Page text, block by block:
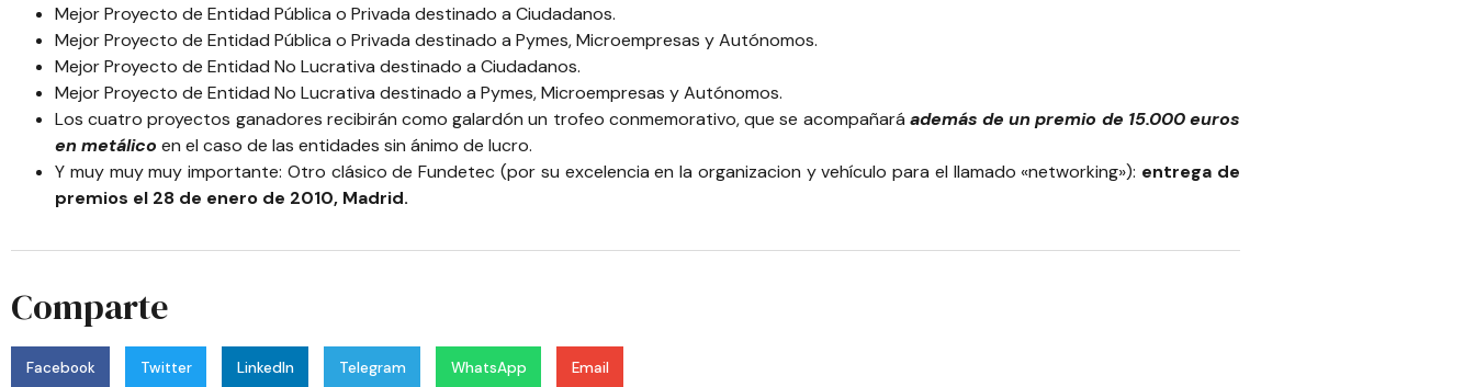
Mejor Proyecto de Entidad Pública o Privada destinado a Ciudadanos.
Mejor Proyecto de Entidad Pública o Privada destinado a Pymes, Microempresas y Autónomos.
Mejor Proyecto de Entidad No Lucrativa destinado a Ciudadanos.
Mejor Proyecto de Entidad No Lucrativa destinado a Pymes, Microempresas y Autónomos.
Los cuatro proyectos ganadores recibirán como galardón un trofeo conmemorativo, que se acompañará además de un premio de 15.000 euros
en metálico en el caso de las entidades sin ánimo de lucro.
Y muy muy muy importante: Otro clásico de Fundetec (por su excelencia en la organizacion y vehículo para el llamado «networking»): entrega de
premios el 28 de enero de 2010, Madrid.
Comparte
Facebook Twitter LinkedIn Telegram WhatsApp Email